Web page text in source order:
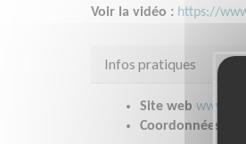
Voir la vidéo : https://
Infos pratiques
Site web
Coordonnées